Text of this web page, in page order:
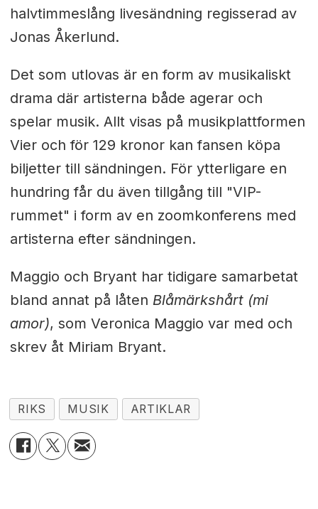
halvtimmeslång livesändning regisserad av
Jonas Åkerlund.
Det som utlovas är en form av musikaliskt
drama där artisterna både agerar och
spelar musik. Allt visas på musikplattformen
Vier och för 129 kronor kan fansen köpa
biljetter till sändningen. För ytterligare en
hundring får du även tillgång till "VIP-
rummet" i form av en zoomkonferens med
artisterna efter sändningen.
Maggio och Bryant har tidigare samarbetat
bland annat på låten Blåmärkshårt (mi
amor), som Veronica Maggio var med och
skrev åt Miriam Bryant.
RIKS MUSIK ARTIKLAR